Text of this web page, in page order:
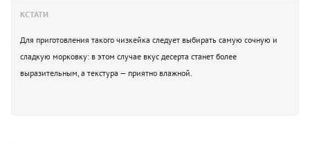
КСТАТИ
Для приготовления такого чизкейка следует выбирать самую сочную и
сладкую морковку: в этом случае вкус десерта станет более
выразительным, а текстура — приятно влажной.